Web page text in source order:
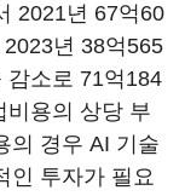
2021년 67억60
년 38억565
감소로 71억184
비용의 상당 부
의 경우 AI 기술
인 투자가 필요